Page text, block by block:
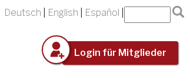
Deutsch English Español
Login für Mitglieder